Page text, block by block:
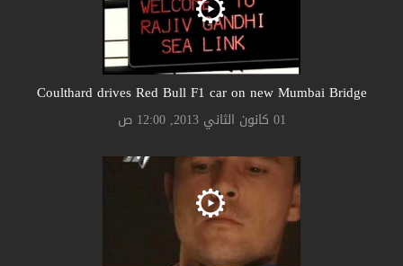
Coulthard drives Red Bull F1 car on new Mumbai Bridge
01 كانون الثاني 2013, 12:00 ص